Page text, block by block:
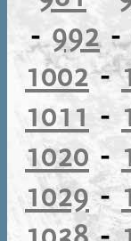
-992-
1002-
1011 -
1020 -
1029-